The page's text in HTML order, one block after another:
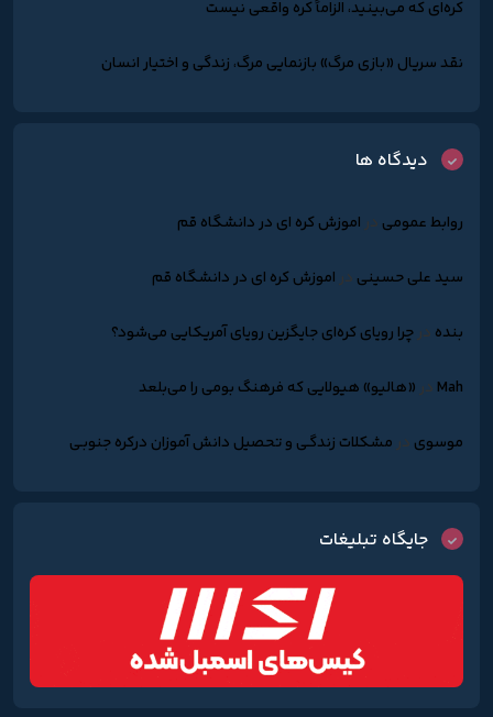
کره‌ای که می‌بینید، الزاماً کره واقعی نیست
نقد سریال «بازی مرگ» بازنمایی مرگ، زندگی و اختیار انسان
دیدگاه ها
روابط عمومی دراموزش کره ای در دانشگاه قم
سید علی حسینی دراموزش کره ای در دانشگاه قم
بنده درچرا رویای کره‌ای جایگزین رویای آمریکایی می‌شود؟
Mah در«هالیو» هیولایی که فرهنگ بومی را می‌بلعد
موسوی درمشکلات زندگـی و تحصیل دانش آموزان درکره جنوبـی
جایگاه تبلیغات